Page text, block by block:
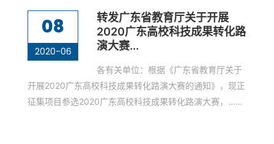
08
2020-06
转发广东省教育厅关于开展
2020广东高校科技成果转化路
演大赛...
各有关单位：根据《广东省教育厅关于
开展2020广东高校科技成果转化路演大赛的通知》，现正
征集项目参选2020广东高校科技成果转化路演大赛，……